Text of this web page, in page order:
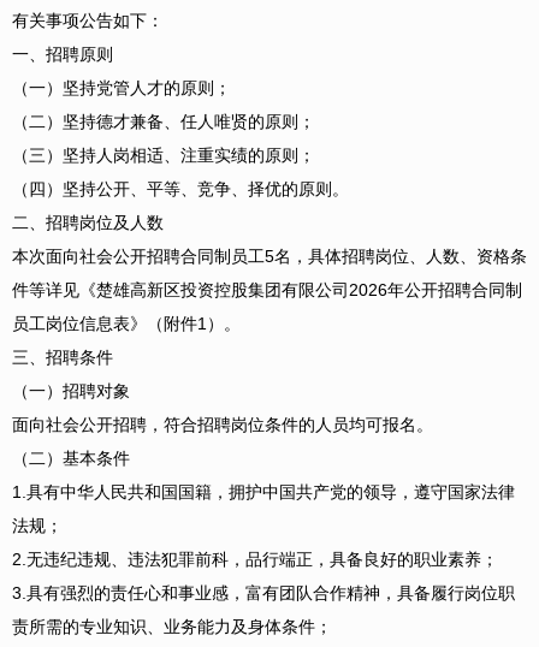
有关事项公告如下：
一、招聘原则
（一）坚持党管人才的原则；
（二）坚持德才兼备、任人唯贤的原则；
（三）坚持人岗相适、注重实绩的原则；
（四）坚持公开、平等、竞争、择优的原则。
二、招聘岗位及人数
本次面向社会公开招聘合同制员工5名，具体招聘岗位、人数、资格条
件等详见《楚雄高新区投资控股集团有限公司2026年公开招聘合同制
员工岗位信息表》（附件1）。
三、招聘条件
（一）招聘对象
面向社会公开招聘，符合招聘岗位条件的人员均可报名。
（二）基本条件
1.具有中华人民共和国国籍，拥护中国共产党的领导，遵守国家法律
法规；
2.无违纪违规、违法犯罪前科，品行端正，具备良好的职业素养；
3.具有强烈的责任心和事业感，富有团队合作精神，具备履行岗位职
责所需的专业知识、业务能力及身体条件；